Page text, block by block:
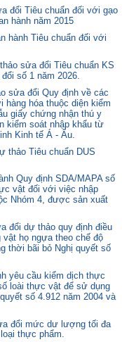
đổi Tiêu chuẩn đối với gạo
hành năm 2015
hành Tiêu chuẩn đối với
sửa đổi Tiêu chuẩn KS
số 1 năm 2026.
sửa đổi Quy định về các
hàng hóa thuộc diện kiểm
giấy chứng nhận thú y
kiểm soát nhập khẩu từ
Kinh tế Á - Âu.
thảo Tiêu chuẩn DUS
Quy định SDA/MAPA số
vật đối với việc nhập
Nhóm 4, được sản xuất
đổi dự thảo quy định điều
họ ngựa theo chế độ
thời bãi bỏ Nghị quyết số
yêu cầu kiểm dịch thực
loài thực vật để sử dụng
số 4.912 năm 2004 và
đổi mức dư lượng tối đa
thực phẩm.